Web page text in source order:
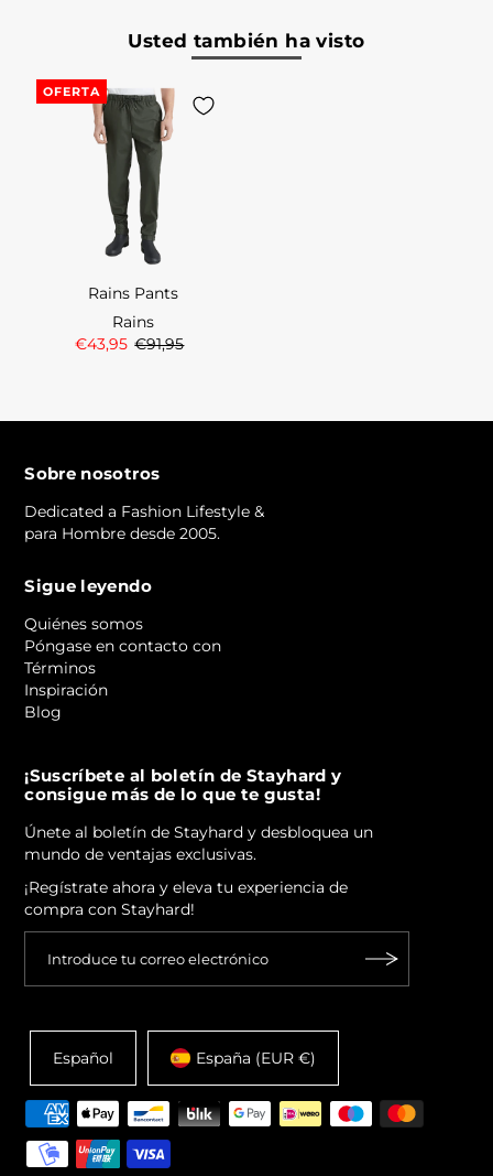
Usted también ha visto
OFERTA
Rains Pants
Rains
€43,95 €91,95
Sobre nosotros
Dedicated a Fashion Lifestyle &
para Hombre desde 2005.
Sigue leyendo
Quiénes somos
Póngase en contacto con
Términos
Inspiración
Blog
¡Suscríbete al boletín de Stayhard y
consigue más de lo que te gusta!
Únete al boletín de Stayhard y desbloquea un
mundo de ventajas exclusivas.
¡Regístrate ahora y eleva tu experiencia de
compra con Stayhard!
Español España (EUR €)